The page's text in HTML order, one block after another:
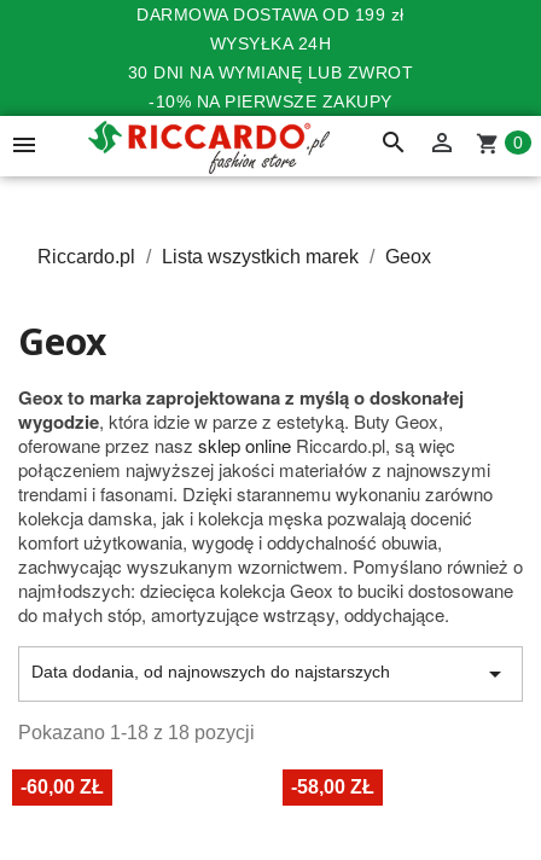
DARMOWA DOSTAWA OD 199 zł
WYSYŁKA 24H
30 DNI NA WYMIANĘ LUB ZWROT
-10% NA PIERWSZE ZAKUPY
 search  shopping_cart 0
Riccardo.pl Lista wszystkich marek Geox
Geox
Geox to marka zaprojektowana z myślą o doskonałej
wygodzie, która idzie w parze z estetyką. Buty Geox,
oferowane przez nasz sklep online Riccardo.pl, są więc
połączeniem najwyższej jakości materiałów z najnowszymi
trendami i fasonami. Dzięki starannemu wykonaniu zarówno
kolekcja damska, jak i kolekcja męska pozwalają docenić
komfort użytkowania, wygodę i oddychalność obuwia,
zachwycając wyszukanym wzornictwem. Pomyślano również o
najmłodszych: dziecięca kolekcja Geox to buciki dostosowane
do małych stóp, amortyzujące wstrząsy, oddychające.
Data dodania, od najnowszych do najstarszych 
Pokazano 1-18 z 18 pozycji
-60,00 ZŁ -58,00 ZŁ